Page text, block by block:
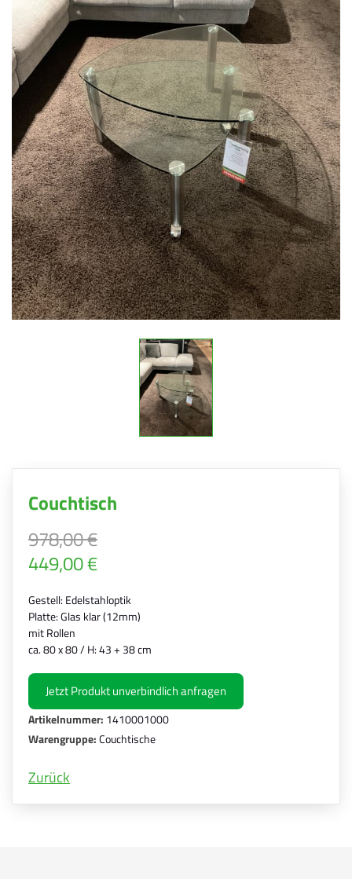
Couchtisch
978,00 €
449,00 €
Gestell: Edelstahloptik
Platte: Glas klar (12mm)
mit Rollen
ca. 80 x 80 / H: 43 + 38 cm
Jetzt Produkt unverbindlich anfragen
Artikelnummer: 1410001000
Warengruppe:Couchtische
Zurück